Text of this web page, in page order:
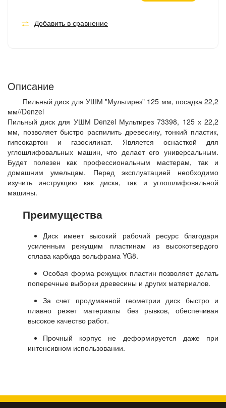
Добавить в сравнение
Описание
Пильный диск для УШМ "Мультирез" 125 мм, посадка 22,2
мм//Denzel
Пильный диск для УШМ Denzel Мультирез 73398, 125 х 22,2
мм, позволяет быстро распилить древесину, тонкий пластик,
гипсокартон и газосиликат. Является оснасткой для
углошлифовальных машин, что делает его универсальным.
Будет полезен как профессиональным мастерам, так и
домашним умельцам. Перед эксплуатацией необходимо
изучить инструкцию как диска, так и углошлифовальной
машины.
Преимущества
Диск имеет высокий рабочий ресурс благодаря
усиленным режущим пластинам из высокотвердого
сплава карбида вольфрама YG8.
Особая форма режущих пластин позволяет делать
поперечные выборки древесины и других материалов.
За счет продуманной геометрии диск быстро и
плавно режет материалы без рывков, обеспечивая
высокое качество работ.
Прочный корпус не деформируется даже при
интенсивном использовании.